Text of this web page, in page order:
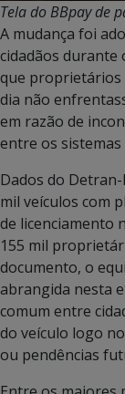
Tela do BBpay de
A mudança foi
cidadãos durante
que proprietários
dia não
em razão de
entre os sistemas
Dados do
mil veículos com
de licenciamento
155 mil
documento, o
abrangida nesta
comum entre
do veículo logo
ou pendências